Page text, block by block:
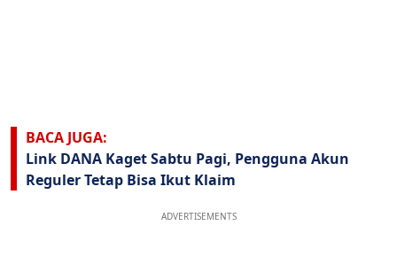
BACA JUGA:
Link DANA Kaget Sabtu Pagi, Pengguna Akun
Reguler Tetap Bisa Ikut Klaim
ADVERTISEMENTS